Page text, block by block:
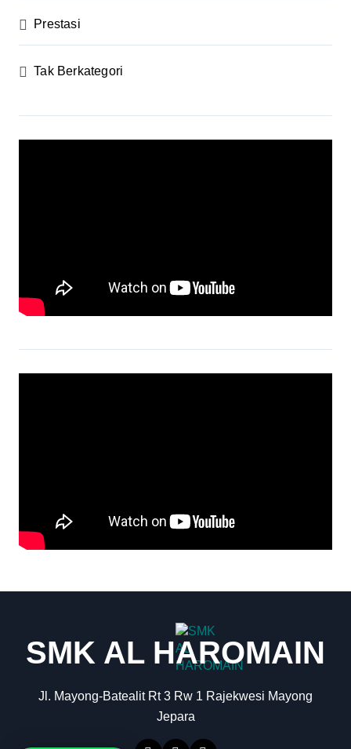
Prestasi
Tak Berkategori
SMK AL HAROMAIN
Jl. Mayong-Batealit Rt 3 Rw 1 Rajekwesi Mayong
Jepara